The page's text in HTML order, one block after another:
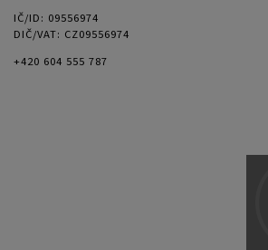
IČ/ID: 09556974
DIČ/VAT: CZ09556974
+420 604 555 787